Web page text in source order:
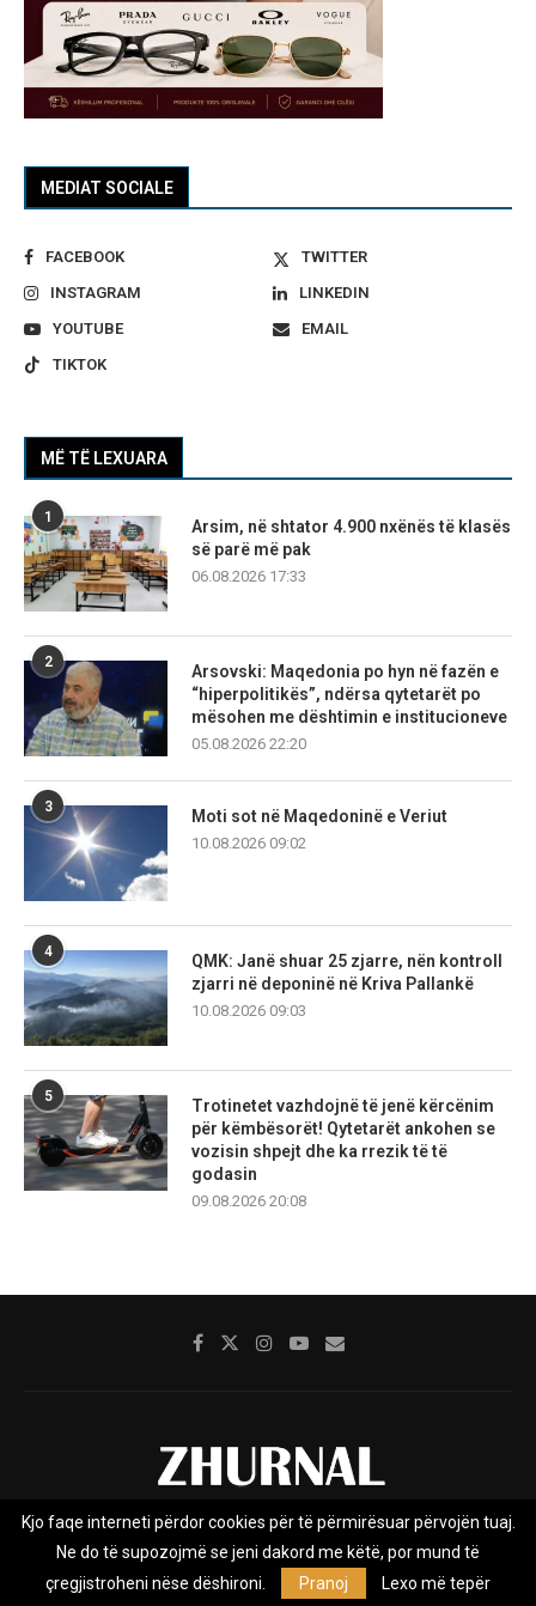
MEDIAT SOCIALE
FACEBOOK
TWITTER
INSTAGRAM
LINKEDIN
YOUTUBE
EMAIL
TIKTOK
MË TË LEXUARA
1
Arsim, në shtator 4.900 nxënës të klasës
së parë më pak
06.08.2026 17:33
2
Arsovski: Maqedonia po hyn në fazën e
“hiperpolitikës”, ndërsa qytetarët po
mësohen me dështimin e institucioneve
05.08.2026 22:20
3
Moti sot në Maqedoninë e Veriut
10.08.2026 09:02
4
QMK: Janë shuar 25 zjarre, nën kontroll
zjarri në deponinë në Kriva Pallankë
10.08.2026 09:03
5
Trotinetet vazhdojnë të jenë kërcënim
për këmbësorët! Qytetarët ankohen se
vozisin shpejt dhe ka rrezik të të
godasin
09.08.2026 20:08
Rreth nesh Impresumi Marketing
Privacy Policy
Kjo faqe interneti përdor cookies për të përmirësuar përvojën tuaj.
Ne do të supozojmë se jeni dakord me këtë, por mund të
çregjistroheni nëse dëshironi.
Pranoj Lexo më tepër